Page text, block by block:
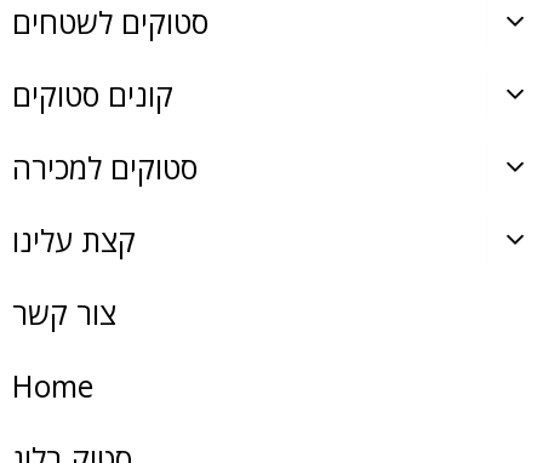
סטוקים לשטחים
קונים סטוקים
סטוקים למכירה
קצת עלינו
צור קשר
Home